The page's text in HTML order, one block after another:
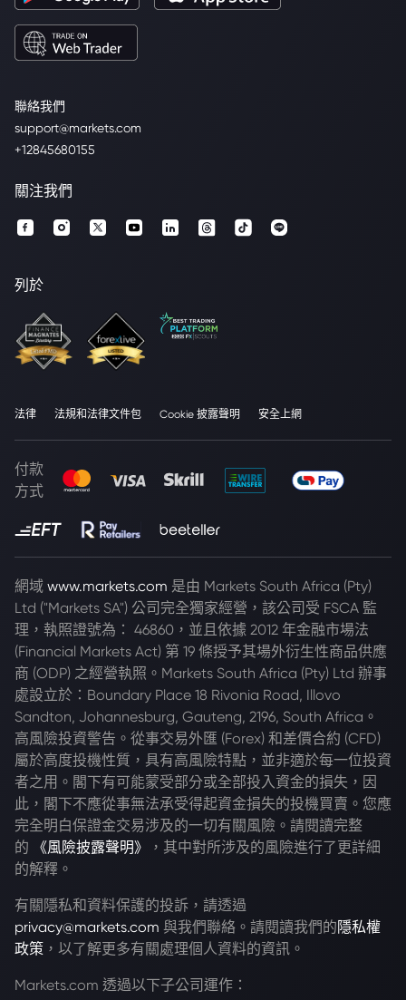
聯絡我們
support@markets.com
+12845680155
關注我們
列於
法律 法規和法律文件包 Cookie 披露聲明 安全上網
付款
方式
網域 www.markets.com 是由 Markets South Africa (Pty)
Ltd ("Markets SA") 公司完全獨家經營，該公司受 FSCA 監
理，執照證號為： 46860，並且依據 2012 年金融市場法
(Financial Markets Act) 第 19 條授予其場外衍生性商品供應
商 (ODP) 之經營執照。Markets South Africa (Pty) Ltd 辦事
處設立於：Boundary Place 18 Rivonia Road, Illovo
Sandton, Johannesburg, Gauteng, 2196, South Africa。
高風險投資警告。從事交易外匯 (Forex) 和差價合約 (CFD)
屬於高度投機性質，具有高風險特點，並非適於每一位投資
者之用。閣下有可能蒙受部分或全部投入資金的損失，因
此，閣下不應從事無法承受得起資金損失的投機買賣。您應
完全明白保證金交易涉及的一切有關風險。請閱讀完整
的
《風險披露聲明》
，其中對所涉及的風險進行了更詳細
的解釋。
有關隱私和資料保護的投訴，請透過
privacy@markets.com 與我們聯絡。請閱讀我們的 隱私權
政策 ，以了解更多有關處理個人資料的資訊。
Markets.com 透過以下子公司運作：